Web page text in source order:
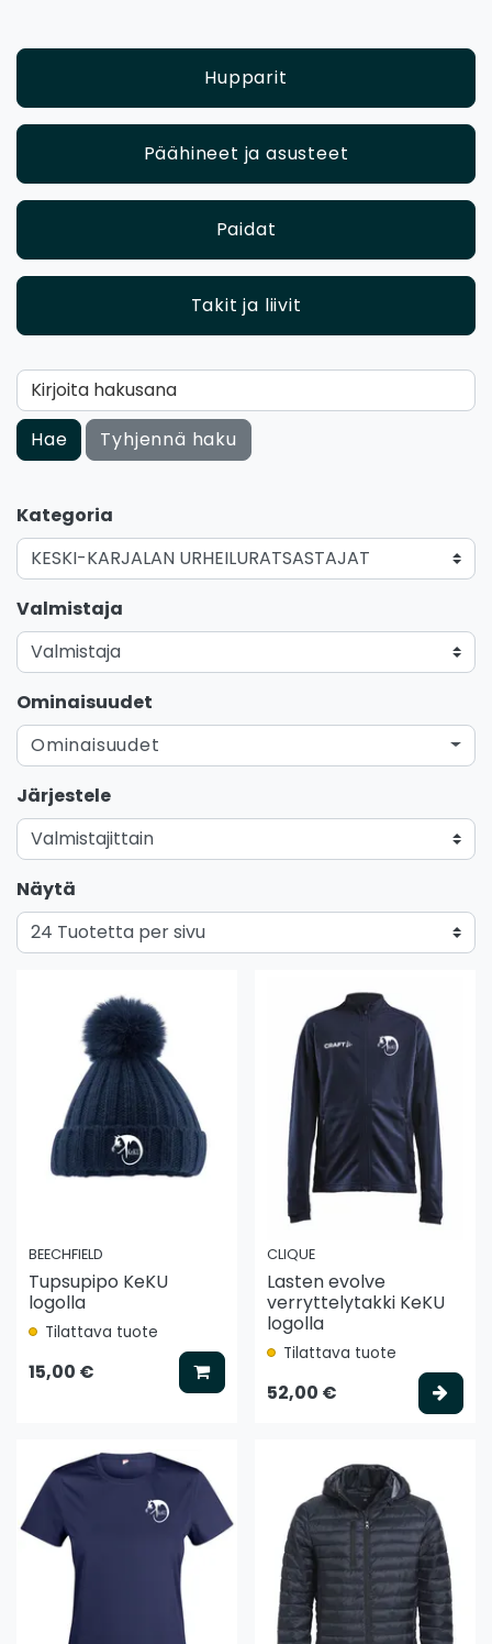
Hupparit
Päähineet ja asusteet
Paidat
Takit ja liivit
Kirjoita hakusana
Hae Tyhjennä haku
Kategoria
Valmistaja
Ominaisuudet
Ominaisuudet
Järjestele
Näytä
BEECHFIELD
Tupsupipo KeKU
logolla
Tilattava tuote
15,00 € Lisää koriin
CLIQUE
Lasten evolve
verryttelytakki KeKU
logolla
Tilattava tuote
52,00 €